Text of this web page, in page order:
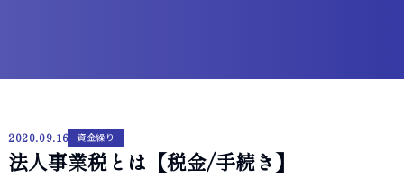
2020.09.16 資金繰り
法人事業税とは【税金/手続き】